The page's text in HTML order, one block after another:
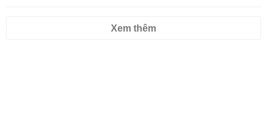
Xem thêm